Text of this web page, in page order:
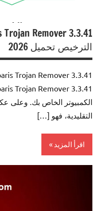
الترخيص تحميل 2026
الكمبيوتر الخاص بك. وعلى
التقليدية، فهو […]
اقرأ المزيد